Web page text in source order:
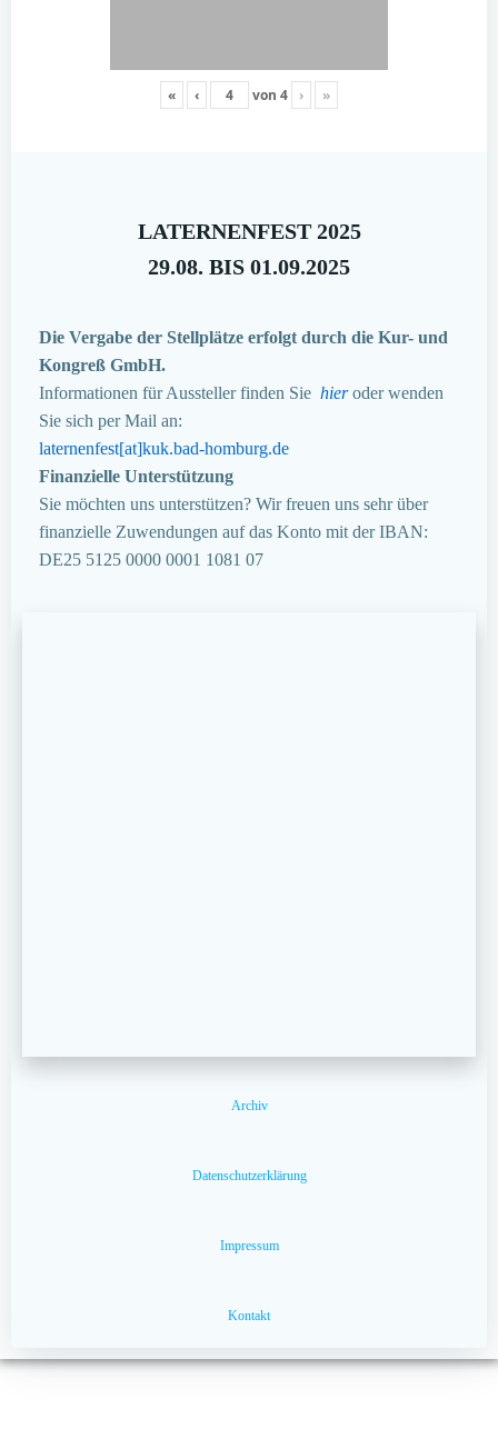
« ‹ von 4 › »
LATERNENFEST 2025
29.08. BIS 01.09.2025
Die Vergabe der Stellplätze erfolgt durch die Kur- und
Kongreß GmbH.
Informationen für Aussteller finden Sie hieroder wenden
Sie sich per Mail an:
laternenfest[at]kuk.bad-homburg.de
Finanzielle Unterstützung
Sie möchten uns unterstützen? Wir freuen uns sehr über
finanzielle Zuwendungen auf das Konto mit der IBAN:
DE25 5125 0000 0001 1081 07
Archiv
Datenschutzerklärung
Impressum
Kontakt